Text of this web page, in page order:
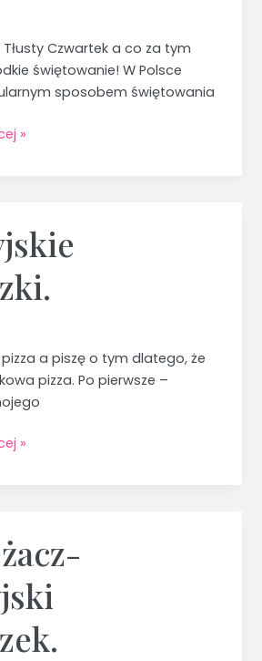
Czwartek a co za tym
świętowanie! W Polsce
sposobem świętowania
»
a piszę o tym dlatego, że
pizza. Po pierwsze –
»